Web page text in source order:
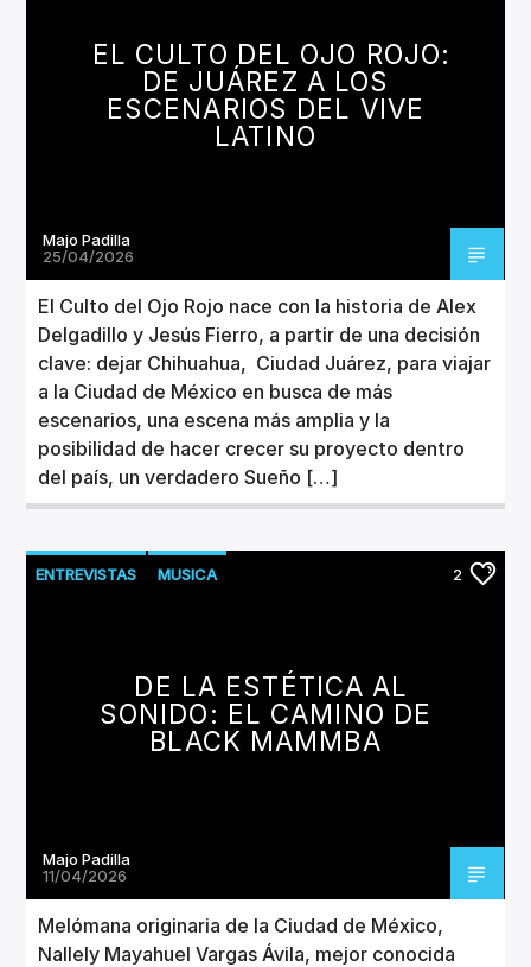
TÍTULO
ARTISTA
Invencible Radio
EL CULTO DEL OJO ROJO:
DE JUÁREZ A LOS
ESCENARIOS DEL VIVE
LATINO
Majo Padilla
25/04/2026
El Culto del Ojo Rojo nace con la historia de Alex
Delgadillo y Jesús Fierro, a partir de una decisión
clave: dejar Chihuahua, Ciudad Juárez, para viajar
a la Ciudad de México en busca de más
escenarios, una escena más amplia y la
posibilidad de hacer crecer su proyecto dentro
del país, un verdadero Sueño […]
ENTREVISTAS MUSICA 2
DE LA ESTÉTICA AL
SONIDO: EL CAMINO DE
BLACK MAMMBA
Majo Padilla
11/04/2026
Melómana originaria de la Ciudad de México,
Nallely Mayahuel Vargas Ávila, mejor conocida